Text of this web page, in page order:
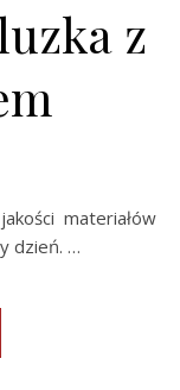
z
materiałów
dzień. …